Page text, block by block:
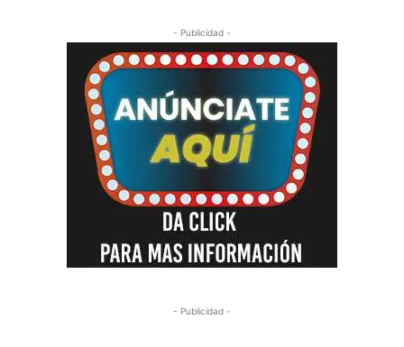
- Publicidad -
- Publicidad -